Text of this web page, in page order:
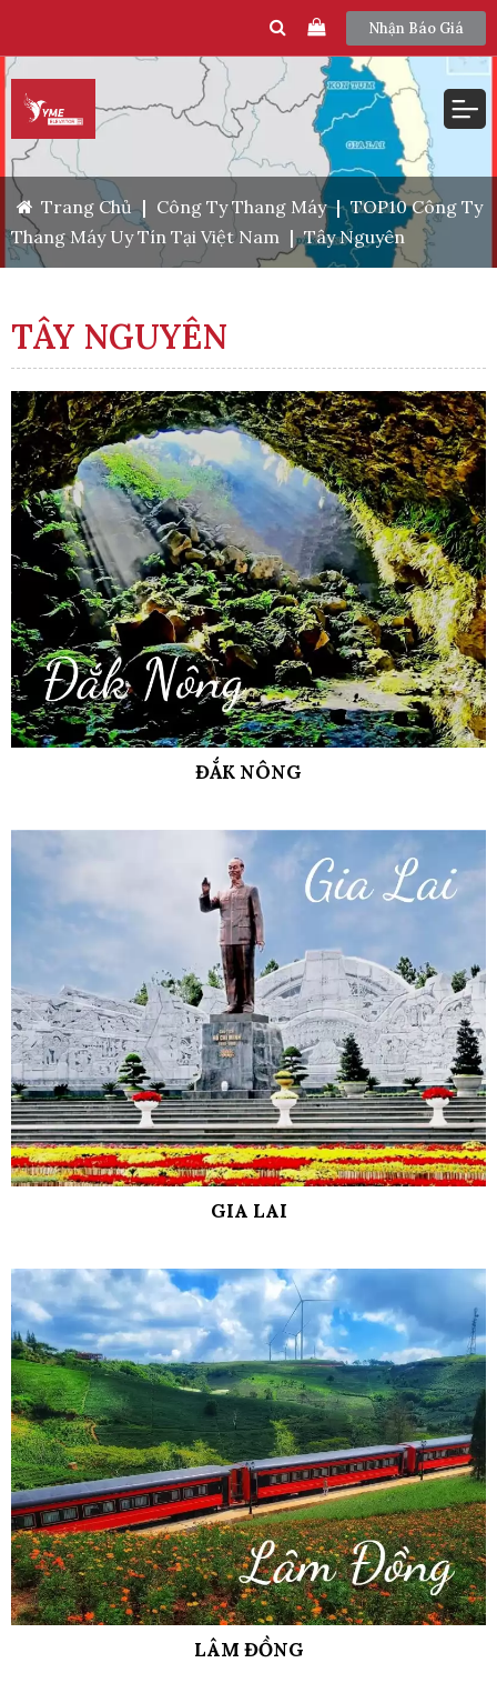
Nhận Báo Giá
Trang Chủ | Công Ty Thang Máy | TOP10 Công Ty
Thang Máy Uy Tín Tại Việt Nam | Tây Nguyên
TÂY NGUYÊN
ĐẮK NÔNG
GIA LAI
LÂM ĐỒNG